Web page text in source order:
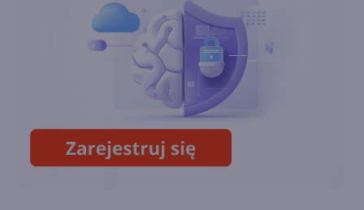
podsumowanie roku
Microsoft i Google pobierają
więcej prądu niż ponad 100
krajów